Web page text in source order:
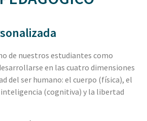
de nuestros estudiantes como
en las cuatro dimensiones
del ser humano: el cuerpo (física), el
(cognitiva) y la libertad